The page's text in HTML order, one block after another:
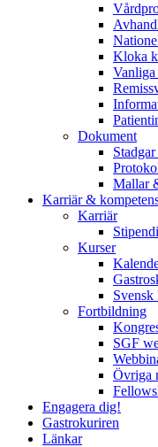
Kloka
Dokument
Mallar
Karriär &
Karriär
Kurser
Svensk
Fortbildning
SGF
Övriga
Engagera dig!
Gastrokuriren
Länkar